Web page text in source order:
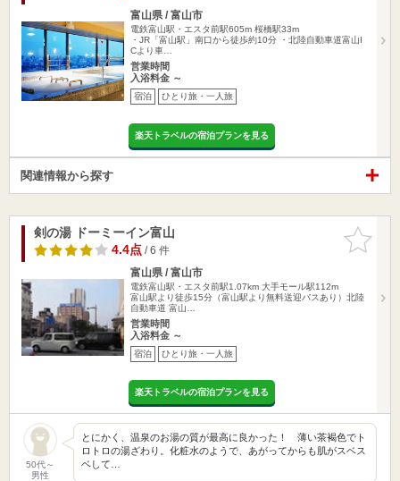
富山県 / 富山市
電鉄富山駅・エスタ前駅605m 桜橋駅33m
・JR「富山駅」南口から徒歩約10分 ・北陸自動車道富山I
Cより車…
営業時間
入浴料金 ～
宿泊 ひとり旅・一人旅
楽天トラベルの宿泊プランを見る
関連情報から探す
お気に入
りに追加
剣の湯 ドーミーイン富山
4.4点/ 6 件
富山県 / 富山市
電鉄富山駅・エスタ前駅1.07km 大手モール駅112m
富山駅より徒歩15分（富山駅より無料送迎バスあり）北陸
自動車道 富山…
営業時間
入浴料金 ～
宿泊 ひとり旅・一人旅
楽天トラベルの宿泊プランを見る
50代～
男性
とにかく、温泉のお湯の質が最高に良かった！ 薄い茶褐色でト
ロトロの湯ざわり。化粧水のようで、あがってからも肌がスベス
ベして…